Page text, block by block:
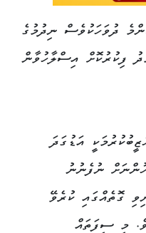
ދުވަހަކުވެސް ނިދުމުގެ
ފިކުރުކޮށް އިސްލާހުވާން
އަޑުގަދަ
ނުފެނުނު
ގޮތެއްގައި ކުރެވޭ
މި ސިފަތައް